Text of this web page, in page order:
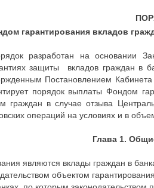
гарантирования вкладов
на основании
защиты вкладов граждан в
Постановлением
порядок выплаты Фондом
граждан в случае отзыва
операций на условиях и в
Глава 1.
являются вклады граждан в
объектом